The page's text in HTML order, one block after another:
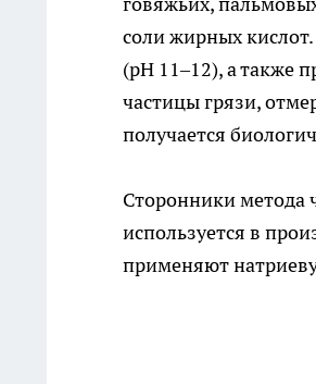
соли жирных
(pH 11–12), а также
частицы грязи,
получается
Сторонники метода
используется в
применяют